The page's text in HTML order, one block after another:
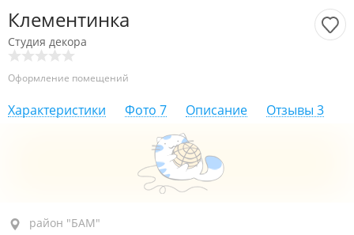
Клементинка
Студия декора
Оформление помещений
Характеристики Фото 7 Описание Отзывы 3
район "БАМ", ул. Иртышская, 23 стр. 3
район "БАМ"